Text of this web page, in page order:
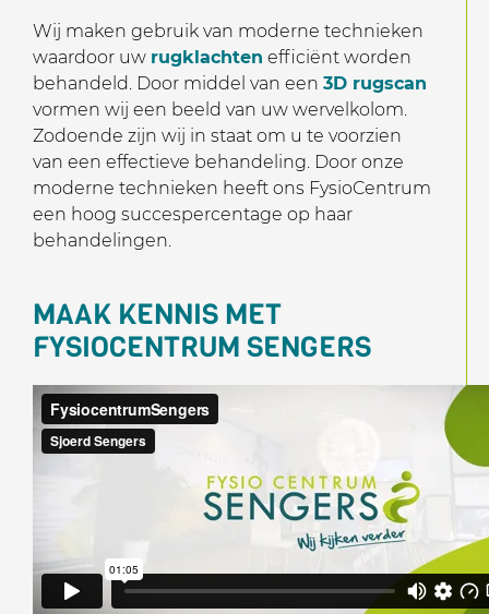
Wij maken gebruik van moderne technieken
waardoor uw rugklachten efficiënt worden
behandeld. Door middel van een 3D rugscan
vormen wij een beeld van uw wervelkolom.
Zodoende zijn wij in staat om u te voorzien
van een effectieve behandeling. Door onze
moderne technieken heeft ons FysioCentrum
een hoog succespercentage op haar
behandelingen.
MAAK KENNIS MET
FYSIOCENTRUM SENGERS